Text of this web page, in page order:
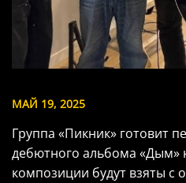
МАЙ 19, 2025
Группа «Пикник» готовит
дебютного альбома «Дым»
композиции будут взяты с